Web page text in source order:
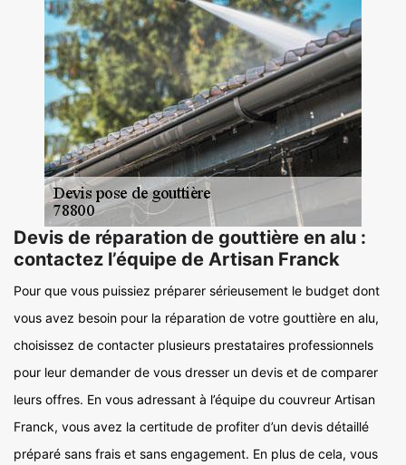
Devis de réparation de gouttière en alu :
contactez l’équipe de Artisan Franck
Pour que vous puissiez préparer sérieusement le budget dont
vous avez besoin pour la réparation de votre gouttière en alu,
choisissez de contacter plusieurs prestataires professionnels
pour leur demander de vous dresser un devis et de comparer
leurs offres. En vous adressant à l’équipe du couvreur Artisan
Franck, vous avez la certitude de profiter d’un devis détaillé
préparé sans frais et sans engagement. En plus de cela, vous